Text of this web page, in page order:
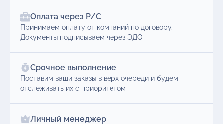
Оплата через Р/С
Принимаем оплату от компаний по договору.
Документы подписываем через ЭДО
Срочное выполнение
Поставим ваши заказы в верх очереди и будем
отслеживать их с приоритетом
Личный менеджер